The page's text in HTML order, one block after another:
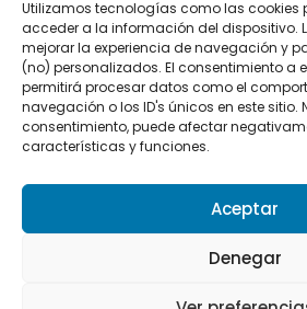
Utilizamos tecnologías como las
acceder a la información del dispositivo.
mejorar la experiencia de navegación y
(no) personalizados. El consentimiento a
permitirá procesar datos como el
navegación o los ID's únicos en este sitio.
consentimiento, puede afectar
características y funciones.
Aceptar
Denegar
+34 662 342 177
info@vkssport.com
SÍGUENOS
Política
Política de